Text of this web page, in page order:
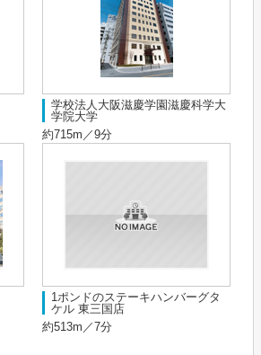
学校法人大阪滋慶学園滋慶科学大
学院大学
約715m／9分
1ポンドのステーキハンバーグタ
ケル 東三国店
約513m／7分